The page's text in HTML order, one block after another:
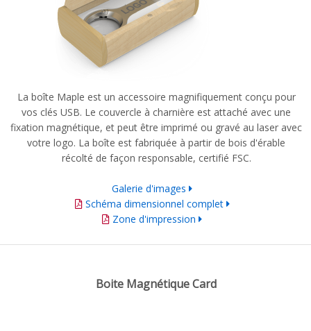
La boîte Maple est un accessoire magnifiquement conçu pour
vos clés USB. Le couvercle à charnière est attaché avec une
fixation magnétique, et peut être imprimé ou gravé au laser avec
votre logo. La boîte est fabriquée à partir de bois d'érable
récolté de façon responsable, certifié FSC.
Galerie d'images
Schéma dimensionnel complet
Zone d'impression
Boite Magnétique Card